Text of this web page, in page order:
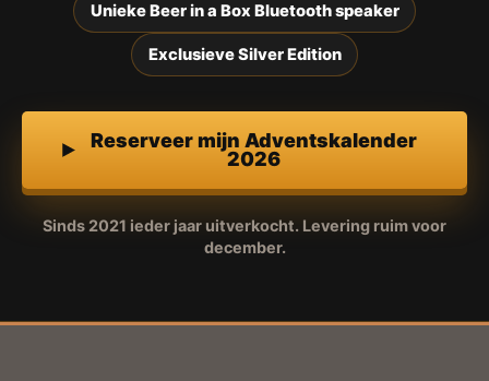
Unieke Beer in a Box Bluetooth speaker
Exclusieve Silver Edition
Reserveer mijn Adventskalender
2026
Sinds 2021 ieder jaar uitverkocht. Levering ruim voor
december.